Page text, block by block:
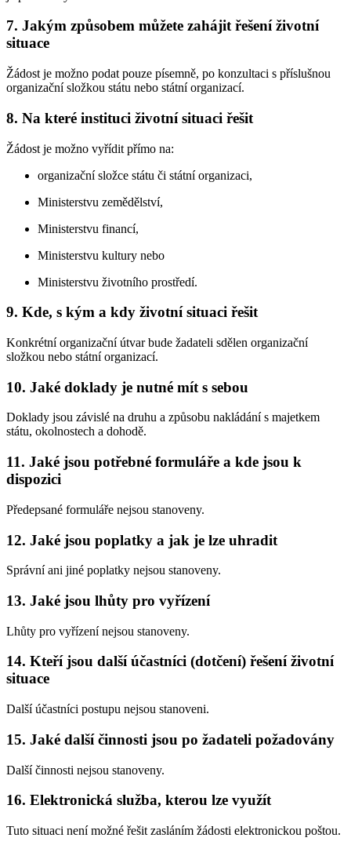
7. Jakým způsobem můžete zahájit řešení životní
situace
Žádost je možno podat pouze písemně, po konzultaci s příslušnou
organizační složkou státu nebo státní organizací.
8. Na které instituci životní situaci řešit
Žádost je možno vyřídit přímo na:
organizační složce státu či státní organizaci,
Ministerstvu zemědělství,
Ministerstvu financí,
Ministerstvu kultury nebo
Ministerstvu životního prostředí.
9. Kde, s kým a kdy životní situaci řešit
Konkrétní organizační útvar bude žadateli sdělen organizační
složkou nebo státní organizací.
10. Jaké doklady je nutné mít s sebou
Doklady jsou závislé na druhu a způsobu nakládání s majetkem
státu, okolnostech a dohodě.
11. Jaké jsou potřebné formuláře a kde jsou k
dispozici
Předepsané formuláře nejsou stanoveny.
12. Jaké jsou poplatky a jak je lze uhradit
Správní ani jiné poplatky nejsou stanoveny.
13. Jaké jsou lhůty pro vyřízení
Lhůty pro vyřízení nejsou stanoveny.
14. Kteří jsou další účastníci (dotčení) řešení životní
situace
Další účastníci postupu nejsou stanoveni.
15. Jaké další činnosti jsou po žadateli požadovány
Další činnosti nejsou stanoveny.
16. Elektronická služba, kterou lze využít
Tuto situaci není možné řešit zasláním žádosti elektronickou poštou.